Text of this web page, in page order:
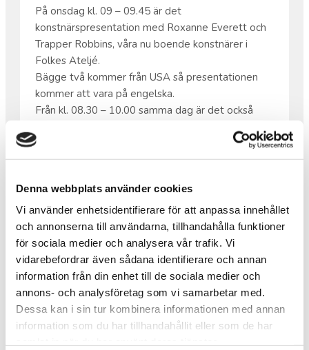
Denna webbplats använder cookies
Vi använder enhetsidentifierare för att anpassa innehållet
och annonserna till användarna, tillhandahålla funktioner
för sociala medier och analysera vår trafik. Vi
vidarebefordrar även sådana identifierare och annan
information från din enhet till de sociala medier och
annons- och analysföretag som vi samarbetar med.
Dessa kan i sin tur kombinera informationen med annan
information som du har tillhandahållit eller som de har
På onsdag kl. 09 – 09.45 är det
konstnärspresentation med Roxanne Everett och
Trapper Robbins, våra nu boende konstnärer i
Folkes Ateljé.
Bägge två kommer från USA så presentationen
kommer att vara på engelska.
Från kl. 08.30 – 10.00 samma dag är det också
•
Varmt välkomna!
DET ÖVAS OCH DET ÖVAS.
Det övas och det övas.
22 maj har vi en körkonsert med livemusik i Saxnäs
Kyrka!
•
På bilden syns en del av den grupp som är med.
Fler än alla flitiga som utgör fotot kommer att